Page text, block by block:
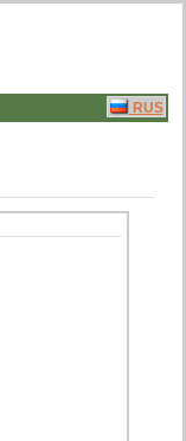
RUS